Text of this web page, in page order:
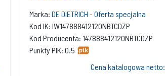
bazowy w szacht
Marka: DE DIETRICH - Oferta specjalna
Kod IK: IW147888412120NBTCDZP
Kod Producenta: 147888412120NBTCDZP
Punkty PIK: 0.5
Cena katalogowa netto: